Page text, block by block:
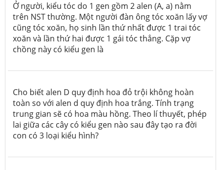
Ở người, kiểu tóc do 1 gen gồm 2 alen (A, a) nằm
trên NST thường. Một người đàn ông tóc xoăn lấy vợ
cũng tóc xoăn, họ sinh lần thứ nhất được 1 trai tóc
xoăn và lần thứ hai được 1 gái tóc thẳng. Cặp vợ
chồng này có kiểu gen là
Cho biết alen D quy định hoa đỏ trội không hoàn
toàn so với alen d quy định hoa trắng. Tính trạng
trung gian sẽ có hoa màu hồng. Theo lí thuyết, phép
lai giữa các cây có kiểu gen nào sau đây tạo ra đời
con có 3 loại kiểu hình?